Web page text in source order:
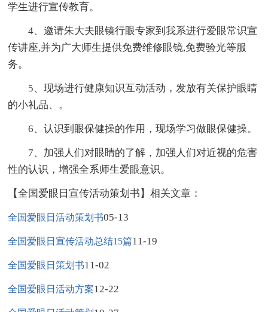
学生进行宣传教育。
4、邀请朱大夫眼镜行眼专家到我系进行爱眼常识宣
传讲座,并为广大师生提供免费维修眼镜,免费验光等服
务。
5、现场进行健康知识互动活动，发放有关保护眼睛
的小礼品、。
6、认识到眼保健操的作用，现场学习做眼保健操。
7、加强人们对眼睛的了解，加强人们对近视的危害
性的认识，增强全系师生爱眼意识。
【全国爱眼日宣传活动策划书】相关文章：
全国爱眼日活动策划书05-13
全国爱眼日宣传活动总结15篇11-19
全国爱眼日策划书11-02
全国爱眼日活动方案12-22